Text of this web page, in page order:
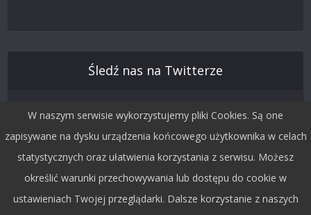
Śledź nas na Twitterze
W naszym serwisie wykorzystujemy pliki Cookies. Są one
zapisywane na dysku urządzenia końcowego użytkownika w celach
statystycznych oraz ułatwienia korzystania z serwisu. Możesz
określić warunki przechowywania lub dostępu do cookie w
ustawieniach Twojej przeglądarki. Dalsze korzystanie z naszych